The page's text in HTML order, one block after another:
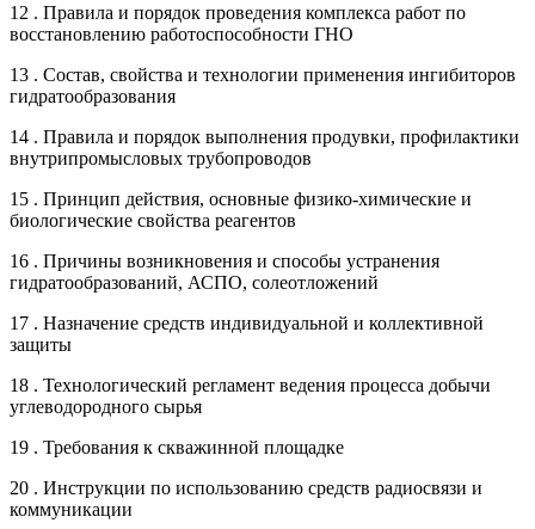
12 . Правила и порядок проведения комплекса работ по
восстановлению работоспособности ГНО
13 . Состав, свойства и технологии применения ингибиторов
гидратообразования
14 . Правила и порядок выполнения продувки, профилактики
внутрипромысловых трубопроводов
15 . Принцип действия, основные физико-химические и
биологические свойства реагентов
16 . Причины возникновения и способы устранения
гидратообразований, АСПО, солеотложений
17 . Назначение средств индивидуальной и коллективной
защиты
18 . Технологический регламент ведения процесса добычи
углеводородного сырья
19 . Требования к скважинной площадке
20 . Инструкции по использованию средств радиосвязи и
коммуникации